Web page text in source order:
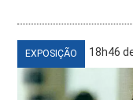
EXPOSIÇÃO 18h46